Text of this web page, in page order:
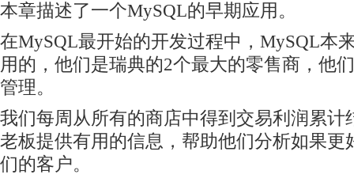
本章描述了一个MySQL的早期应用。
在MySQL最开始的开发过程中，MySQL本
用的，他们是瑞典的2个最大的零售商，他
管理。
我们每周从所有的商店中得到交易利润累计
老板提供有用的信息，帮助他们分析如果更
们的客户。